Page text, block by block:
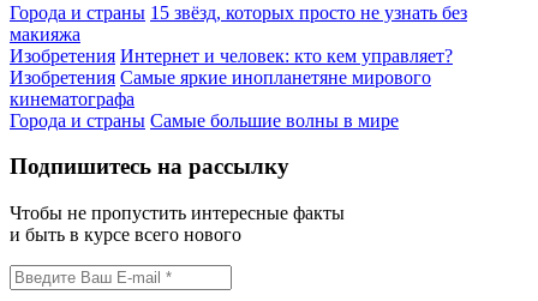
Города и страны 15 звёзд, которых просто не узнать без
макияжа
Изобретения Интернет и человек: кто кем управляет?
Изобретения Самые яркие инопланетяне мирового
кинематографа
Города и страны Самые большие волны в мире
Подпишитесь на рассылку
Чтобы не пропустить интересные факты
и быть в курсе всего нового